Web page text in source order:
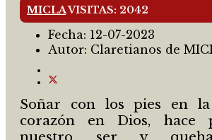
MICLAVISITAS: 2042
Fecha: 12-07-2023
Autor: Claretianos de
Soñar con los pies en
corazón en Dios, hace
nuestro ser y